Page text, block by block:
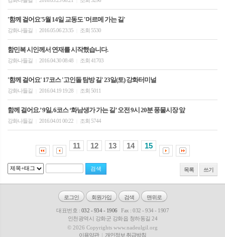
'함께 걸어요'5월 14일 교동도 '머르메 가는 길'
강화나들길 2016.05.06 23:35 조회 5530
함민복 시인께서 연재를 시작했습니다.
강화나들길 2016.04.30 08:48 조회 41703
'함께 걸어요' 17코스 '고인돌 탐방 길' 23일(토) 강화터미널
강화나들길 2016.04.19 19:28 조회 5011
함께 걸어요.’ 9일, 6코스 ‘화남생가 가는 길’ 오전 9시 20분 풍물시장 앞
강화나들길 2016.04.01 00:22 조회 5744
11 12 13 14 15
목록 쓰기
로그인 회원가입 검색 맨위로
대표번호 : 032 - 934 - 1906
Fax : 032 - 934 - 1907
인천광역시 강화군 강화읍 청하동길 24
© 2026 Copyrights www.nadeulgil.org
이용약관
개인정보 취급방침